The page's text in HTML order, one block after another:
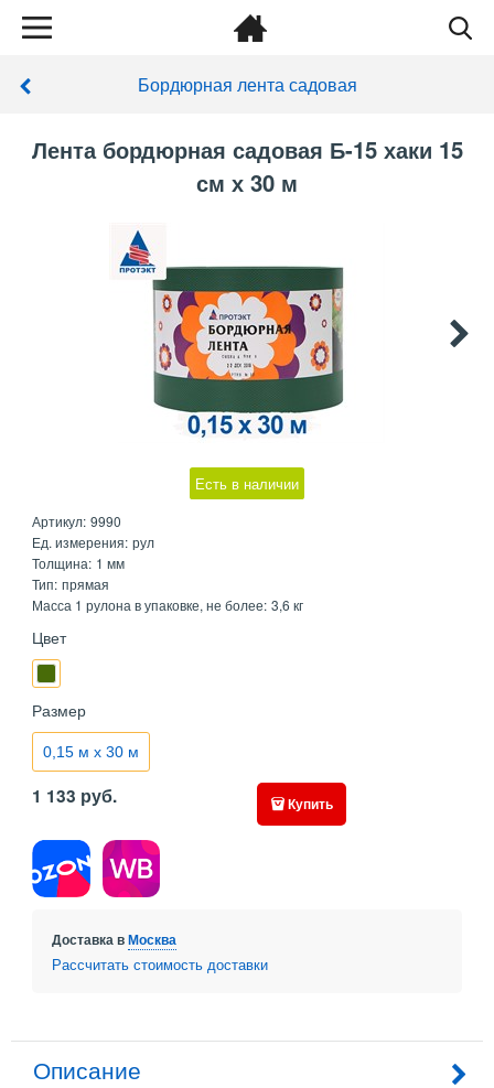
Бордюрная лента садовая
Лента бордюрная садовая Б-15 хаки 15
см х 30 м
Есть в наличии
Артикул: 9990
Ед. измерения: рул
Толщина: 1 мм
Тип: прямая
Масса 1 рулона в упаковке, не более: 3,6 кг
Цвет
Размер
0,15 м х 30 м
1 133 руб. Купить
Доставка вМосква
Рассчитать стоимость доставки
Описание